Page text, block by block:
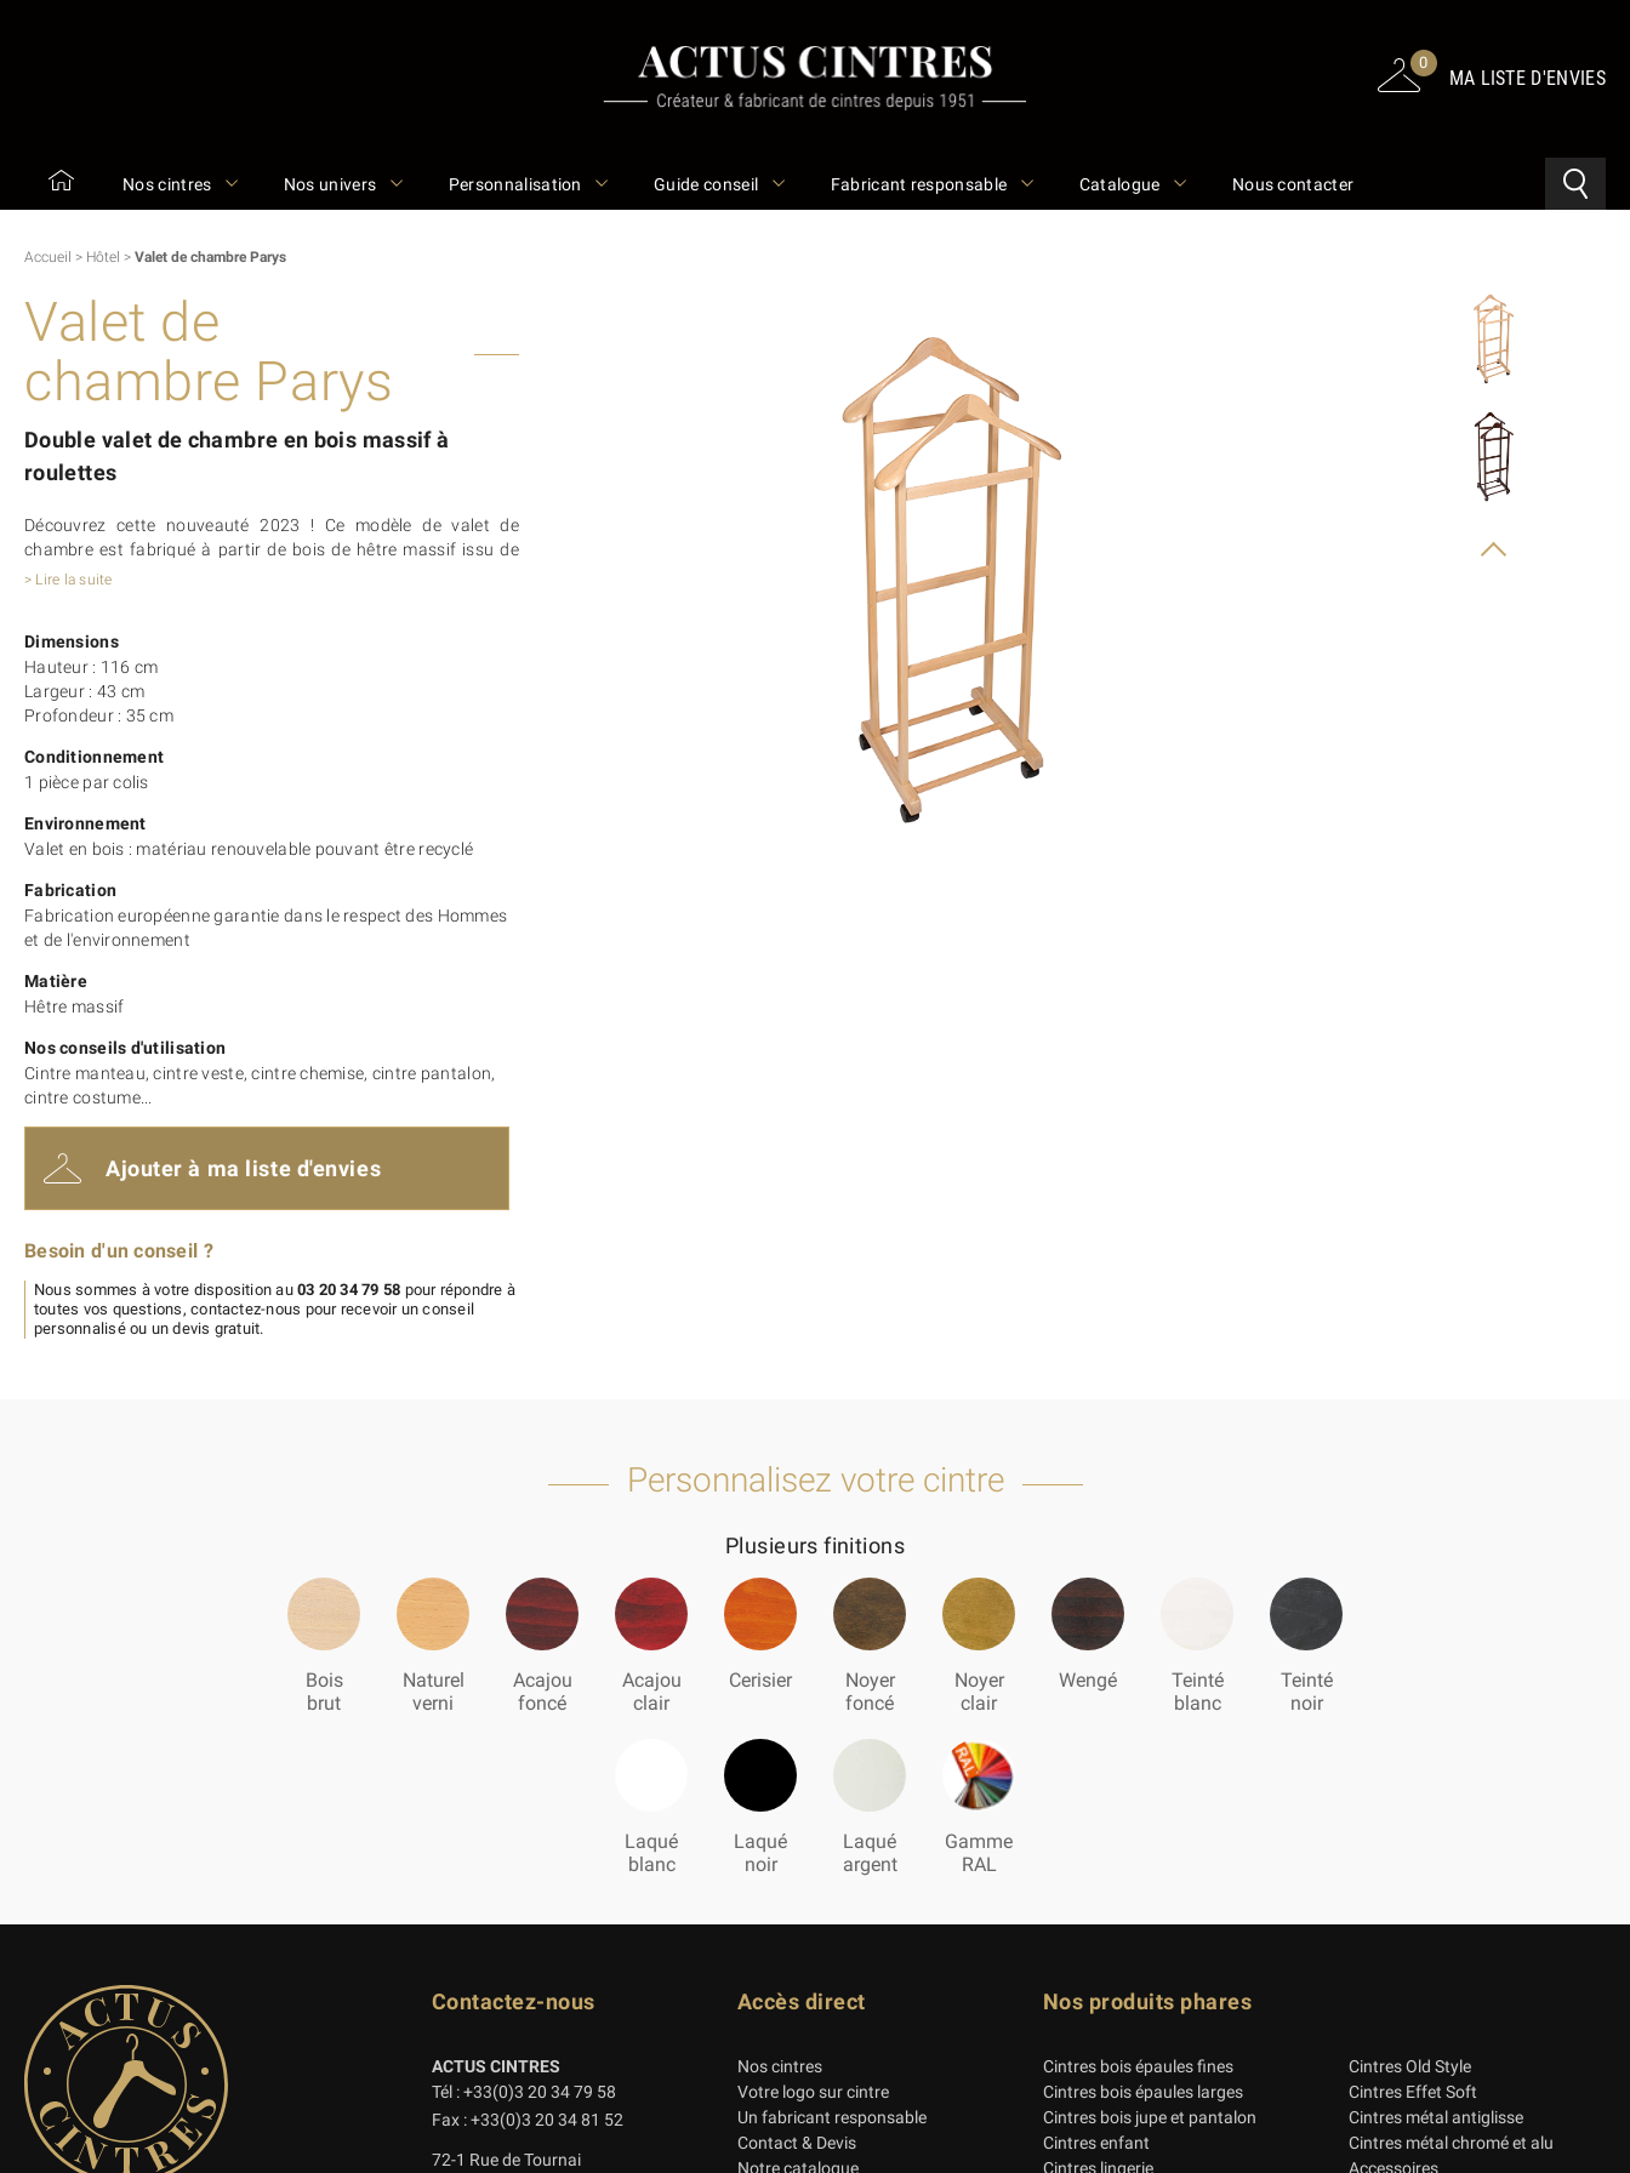
0
MA LISTE D'ENVIES
Nos cintres Nos univers Personnalisation Guide conseil Fabricant responsable Catalogue Nous contacter
Accueil > Hôtel > Valet de chambre Parys
Valet de
chambre Parys
Double valet de chambre en bois massif à
roulettes
Découvrez cette nouveauté 2023 ! Ce modèle de valet de
chambre est fabriqué à partir de bois de hêtre massif issu de
forêts durablement gérées. Ainsi, notre
capacitépour ranger leurs costumes, vestes, manteaux… mais
également leur pantalon grâce aux barres adaptées.
Nous vous offrons la possibilité de choisir entre différents
coloris (brut, wengé, acajou, noyer, chêne vieilli, etc.) afin de
chambres de votre hôtel.
Enfin, sachez que ce valet de chambre est
responsable et durable en Europe
spécialiste des cintres et accessoires
depuis 1951
> Lire la suite
Dimensions
Hauteur : 116 cm
Largeur : 43 cm
Profondeur : 35 cm
Conditionnement
1 pièce par colis
Environnement
Valet en bois : matériau renouvelable pouvant être recyclé
Fabrication
Fabrication européenne garantie dans le respect des Hommes
et de l'environnement
Matière
Hêtre massif
Nos conseils d'utilisation
Cintre manteau, cintre veste, cintre chemise, cintre pantalon,
cintre costume...
Ajouter à ma liste d'envies
Besoin d'un conseil ?
Nous sommes à votre disposition au03 20 34 79 58 pour répondre à
toutes vos questions, contactez-nous pour recevoir un conseil
personnalisé ou un devis gratuit.
Personnalisez votre cintre
Plusieurs finitions
Bois
brut
Naturel
verni
Acajou
foncé
Acajou
clair
Cerisier
Noyer
foncé
Noyer
clair
Wengé
Teinté
blanc
Teinté
noir
Laqué
blanc
Laqué
noir
Laqué
argent
Gamme
RAL
Contactez-nous
ACTUS CINTRES
Tél : +33(0)3 20 34 79 58
Fax : +33(0)3 20 34 81 52
72-1 Rue de Tournai
Accès direct
Nos cintres
Votre logo sur cintre
Un fabricant responsable
Contact & Devis
Notre catalogue
Nos produits phares
Cintres bois épaules fines
Cintres bois épaules larges
Cintres bois jupe et pantalon
Cintres enfant
Cintres lingerie
Cintres Old Style
Cintres Effet Soft
Cintres métal antiglisse
Cintres métal chromé et alu
Accessoires